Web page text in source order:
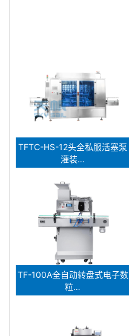
TFTC-HS-12头全私服活塞泵
灌装…
TF-100A全自动转盘式电子数
粒…